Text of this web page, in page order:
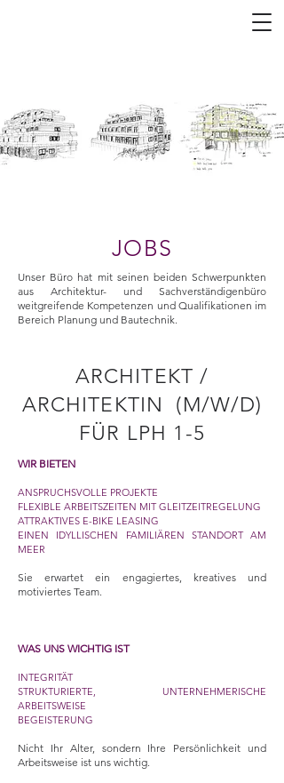
JOBS
Unser Büro hat mit seinen beiden Schwerpunkten
aus Architektur- und Sachverständigenbüro
weitgreifende Kompetenzen und Qualifikationen im
Bereich Planung und Bautechnik.
ARCHITEKT /
ARCHITEKTIN (M/W/D)
FÜR LPH 1-5
WIR BIETEN
ANSPRUCHSVOLLE PROJEKTE
FLEXIBLE ARBEITSZEITEN MIT GLEITZEITREGELUNG
ATTRAKTIVES E-BIKE LEASING
EINEN IDYLLISCHEN FAMILIÄREN STANDORT AM
MEER
Sie erwartet ein engagiertes, kreatives und
motiviertes Team.
WAS UNS WICHTIG IST
INTEGRITÄT
STRUKTURIERTE, UNTERNEHMERISCHE
ARBEITSWEISE
BEGEISTERUNG
Nicht Ihr Alter, sondern Ihre Persönlichkeit und
Arbeitsweise ist uns wichtig.